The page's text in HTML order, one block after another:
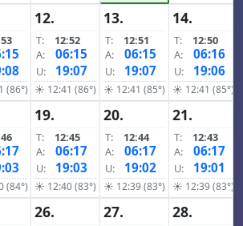
(86°)
12.
T:
12:52
A:
06:15
U: 19:07
☀ 12:41 (86°)
13.
T:
12:51
A:
06:15
U: 19:07
☀ 12:41 (85°)
14.
T:
12:50
A:
06:16
U: 19:06
☀ 12:41 (85°)
(84°)
19.
T:
12:45
A:
06:17
U: 19:03
☀ 12:40 (83°)
20.
T:
12:44
A:
06:17
U: 19:02
☀ 12:39 (83°)
21.
T:
12:43
A:
06:17
U: 19:01
☀ 12:39 (83°)
26. 27. 28.